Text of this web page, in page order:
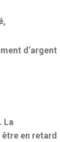
,
d’argent
La
en retard